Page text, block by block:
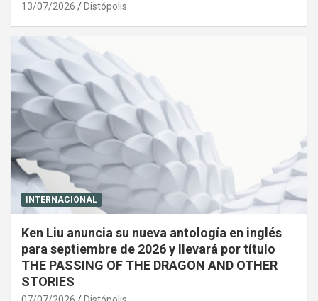
13/07/2026 Distópolis
INTERNACIONAL
Ken Liu anuncia su nueva antología en inglés
para septiembre de 2026 y llevará por título
THE PASSING OF THE DRAGON AND OTHER
STORIES